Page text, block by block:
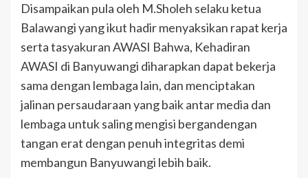
Disampaikan pula oleh M.Sholeh selaku ketua
Balawangi yang ikut hadir menyaksikan rapat kerja
serta tasyakuran AWASI Bahwa, Kehadiran
AWASI di Banyuwangi diharapkan dapat bekerja
sama dengan lembaga lain, dan menciptakan
jalinan persaudaraan yang baik antar media dan
lembaga untuk saling mengisi bergandengan
tangan erat dengan penuh integritas demi
membangun Banyuwangi lebih baik.